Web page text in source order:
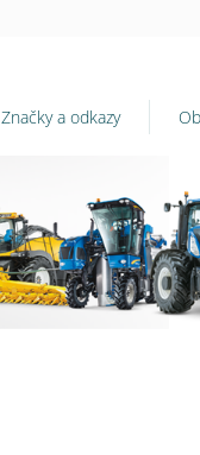
Značky a odkazy